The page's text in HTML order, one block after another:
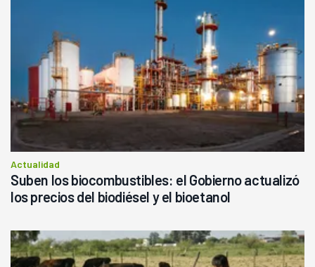
Actualidad
Suben los biocombustibles: el Gobierno actualizó
los precios del biodiésel y el bioetanol